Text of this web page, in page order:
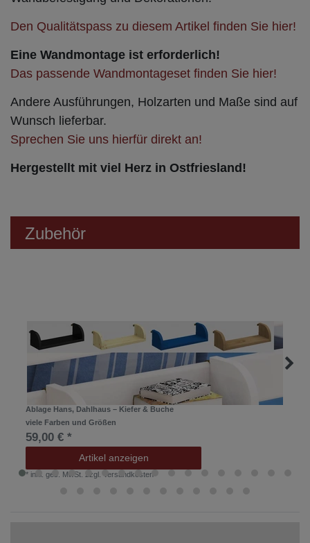
Den Qualitätspass zu diesem Artikel finden Sie hier!
Eine Wandmontage ist erforderlich!
Das passende Wandmontageset finden Sie hier!
Andere Ausführungen, Holzarten und Maße sind auf
Wunsch lieferbar.
Sprechen Sie uns hierfür direkt an!
Hergestellt mit viel Herz in Ostfriesland!
Zubehör
Ablage Hans, Dahlhaus – Kiefer & Buche
viele Farben und Größen
59,00 € *
Artikel anzeigen
* inkl. ges. MwSt. zzgl. Versandkosten